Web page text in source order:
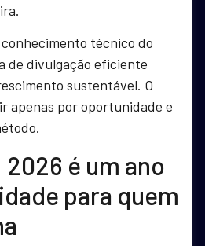
técnico do
de divulgação eficiente
sustentável. O
apenas por oportunidade e
é um ano
para quem